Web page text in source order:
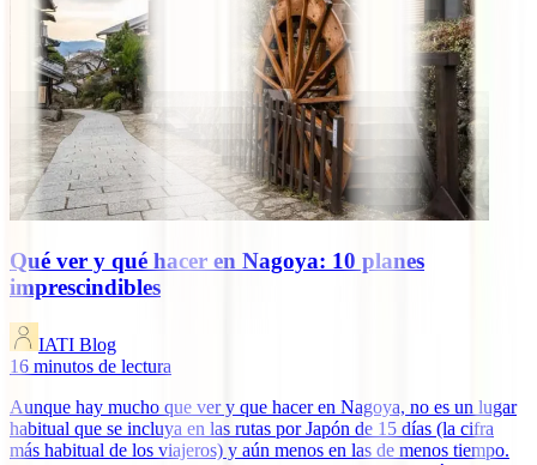
Qué ver y qué hacer en Nagoya: 10 planes
imprescindibles
IATI Blog
16 minutos de lectura
Aunque hay mucho que ver y que hacer en Nagoya, no es un lugar
habitual que se incluya en las rutas por Japón de 15 días (la cifra
más habitual de los viajeros) y aún menos en las de menos tiempo.